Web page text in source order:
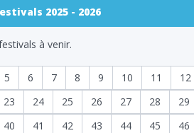
2025 - 2026
à venir.
5 6 7 8 9 10 11 12
23 24 25 26 27 28 29
40 41 42 43 44 45 46